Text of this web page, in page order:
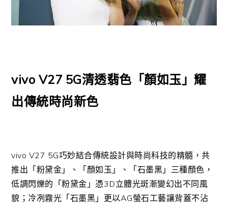
vivo V27 5G清透翡色「顏如玉」耀
出傳統時尚新色
vivo V27 5G巧妙結合傳統設計與時尚科技的精髓，共
推出「粉黛金」、「顏如玉」、「石墨黑」三種顏色，
低調閃爍的「粉黛金」憑3D立體光斑漸變幻出不同風
貌；冷冽霧光「石墨黑」更以AG螢石工藝讓背蓋不沾